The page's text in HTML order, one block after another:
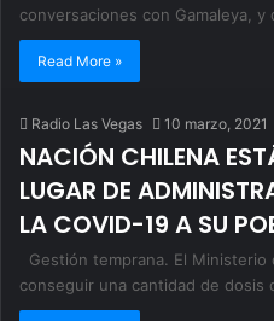
conversaciones con Gamaleya,
Read More »
Radio Las Vegas 10 marzo, 2021
NACIÓN CHILENA
LUGAR DE
LA COVID-19 A SU
Gestión temprana. El Ministerio
conseguir una cantidad de